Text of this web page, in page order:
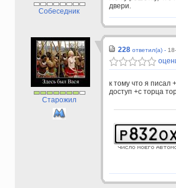
Собеседник
двери.
Старожил
228 ответил(а) -
к тому что я писал
доступ +с торца